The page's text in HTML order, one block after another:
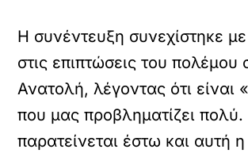
Η συνέντευξη συνεχίστηκε
στις επιπτώσεις του
Ανατολή, λέγοντας ότι είναι
που μας προβληματίζει πολύ.
παρατείνεται έστω και αυτή